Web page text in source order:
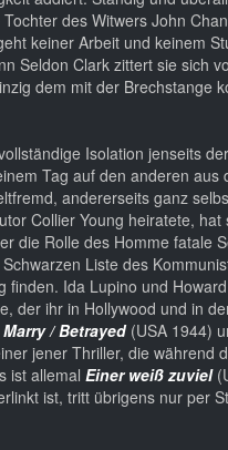
des Witwers John
keiner Arbeit und keinem
Seldon Clark zittert sie sich
dem mit der Brechstange
Isolation jenseits
Tag auf den anderen
andererseits ganz
Collier Young heiratete, hat
die Rolle des Homme fatale
Liste des
Ida Lupino und
der ihr in Hollywood und in
/ Betrayed(USA 1944)
jener Thriller, die
ist allemal Einer weiß zuviel
ist, tritt übrigens nur per